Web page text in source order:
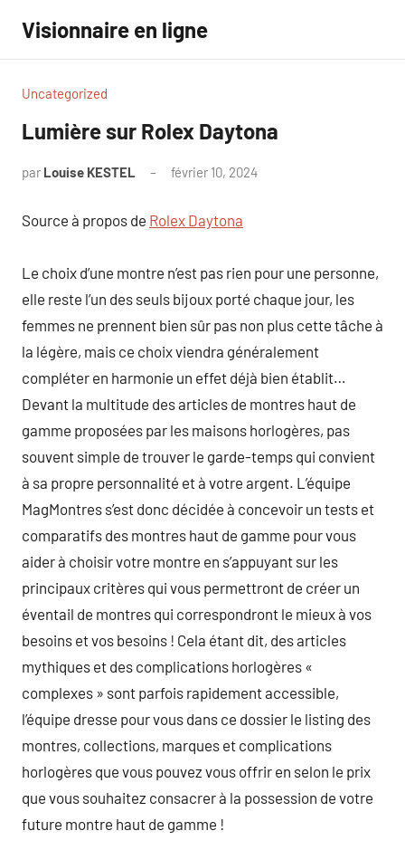
contenu
Visionnaire en ligne
Uncategorized
Lumière sur Rolex Daytona
par Louise KESTEL février 10, 2024
Source à propos de Rolex Daytona
Le choix d’une montre n’est pas rien pour une personne,
elle reste l’un des seuls bijoux porté chaque jour, les
femmes ne prennent bien sûr pas non plus cette tâche à
la légère, mais ce choix viendra généralement
compléter en harmonie un effet déjà bien établit…
Devant la multitude des articles de montres haut de
gamme proposées par les maisons horlogères, pas
souvent simple de trouver le garde-temps qui convient
à sa propre personnalité et à votre argent. L’équipe
MagMontres s’est donc décidée à concevoir un tests et
comparatifs des montres haut de gamme pour vous
aider à choisir votre montre en s’appuyant sur les
principaux critères qui vous permettront de créer un
éventail de montres qui correspondront le mieux à vos
besoins et vos besoins ! Cela étant dit, des articles
mythiques et des complications horlogères «
complexes » sont parfois rapidement accessible,
l’équipe dresse pour vous dans ce dossier le listing des
montres, collections, marques et complications
horlogères que vous pouvez vous offrir en selon le prix
que vous souhaitez consacrer à la possession de votre
future montre haut de gamme !